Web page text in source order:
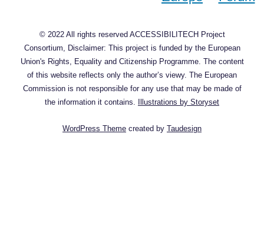
© 2022 All rights reserved ACCESSIBILITECH Project
Consortium, Disclaimer: This project is funded by the European
Union's Rights, Equality and Citizenship Programme. The content
of this website reflects only the author’s viewy. The European
Commission is not responsible for any use that may be made of
the information it contains. Illustrations by Storyset
WordPress Theme created by Taudesign